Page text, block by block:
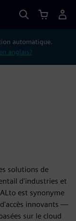
automatique.
anglais?
solutions de
d'industries et
est synonyme
innovants —
sur le cloud